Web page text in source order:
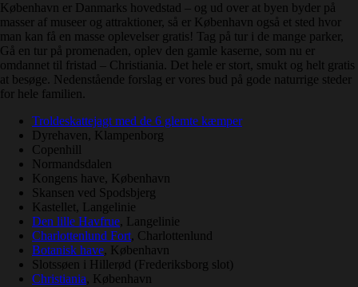
København er Danmarks hovedstad – og ud over at byen byder på
masser af museer og attraktioner, så er København også et sted hvor
man kan få en masse oplevelser gratis! Tag på tur i de mange parker,
Gå en tur på promenaden, oplev den gamle kaserne, som nu er
omdannet til fristad – Christiania. Det hele er stort, smukt og helt gratis
at besøge. Nedenstående forslag er vores bud på gode naturrige steder
for hele familien.
Troldeskattejagt med de 6 glemte kæmper
Dyrehaven, Klampenborg
Copenhill
Normandsdalen
Kongens have, København
Skansen ved Spodsbjerg
Kastellet, Langelinie
Den lille Havfrue, Langelinie
Charlottenlund Fort, Charlottenlund
Botanisk have, København
Slotssøen i Hillerød (Frederiksborg slot)
Christiania, København